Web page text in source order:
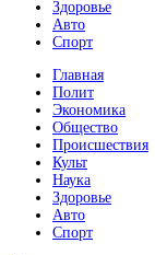
Здоровье
Авто
Спорт
Главная
Полит
Экономика
Общество
Происшествия
Культ
Наука
Здоровье
Авто
Спорт